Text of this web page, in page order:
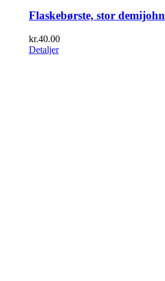
Flaskebørste, stor demijohn
kr.40.00
Detaljer